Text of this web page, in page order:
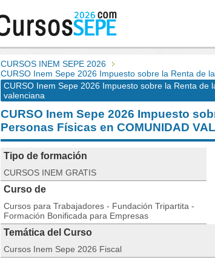
CURSOS INEM SEPE 2026
CURSO Inem Sepe 2026 Impuesto sobre la Renta de
CURSO Inem Sepe 2026 Impuesto sobre la Renta de
valenciana
CURSO Inem Sepe 2026 Impuesto
Personas Físicas en COMUNIDAD
Tipo de formación
CURSOS INEM GRATIS
Curso de
Cursos para Trabajadores - Fundación Tripartita -
Formación Bonificada para Empresas
Temática del Curso
Cursos Inem Sepe 2026 Fiscal